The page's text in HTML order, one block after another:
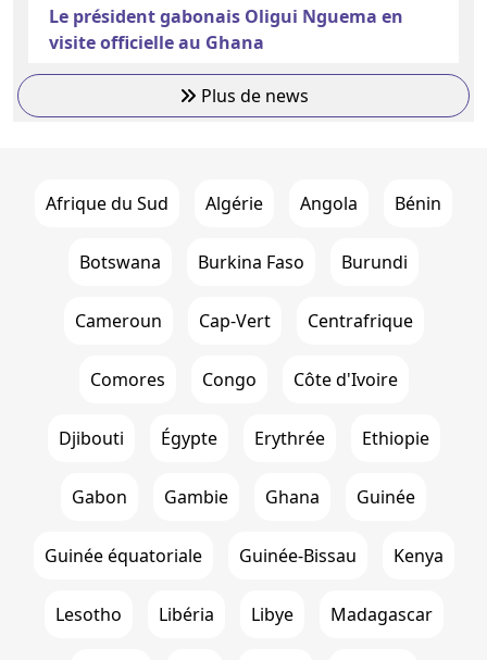
Le président gabonais Oligui Nguema en
visite officielle au Ghana
Plus de news
Afrique du Sud Algérie Angola Bénin
Botswana Burkina Faso Burundi
Cameroun Cap-Vert Centrafrique
Comores Congo Côte d'Ivoire
Djibouti Égypte Erythrée Ethiopie
Gabon Gambie Ghana Guinée
Guinée équatoriale Guinée-Bissau Kenya
Lesotho Libéria Libye Madagascar